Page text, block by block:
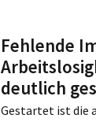
Fehlende
deutlich
Gestartet ist die